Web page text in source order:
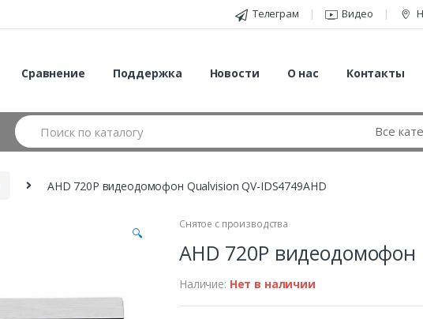
Телеграм Видео
Сравнение Поддержка Новости О нас Контакты
S
e
a
AHD 720P видеодомофон Qualvision QV-IDS4749AHD
🔍
Снятое с производства
AHD 720P видеодомофон
Наличие: Нет в наличии